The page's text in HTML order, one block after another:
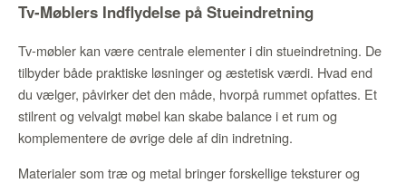
Tv-Møblers Indflydelse på Stueindretning
Tv-møbler kan være centrale elementer i din stueindretning. De
tilbyder både praktiske løsninger og æstetisk værdi. Hvad end
du vælger, påvirker det den måde, hvorpå rummet opfattes. Et
stilrent og velvalgt møbel kan skabe balance i et rum og
komplementere de øvrige dele af din indretning.
Materialer som træ og metal bringer forskellige teksturer og